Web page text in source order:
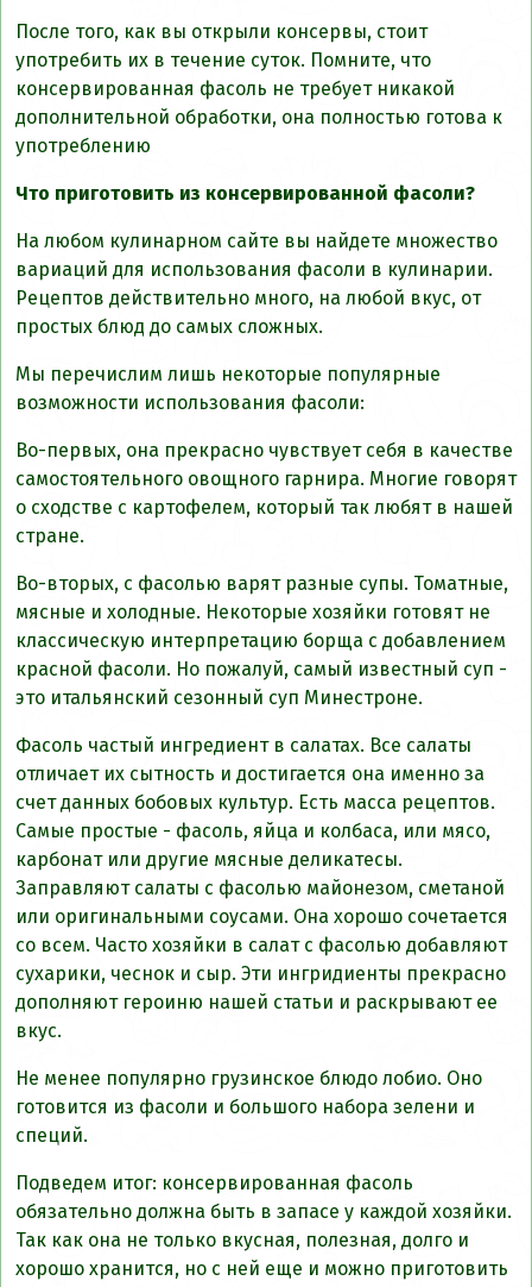
После того, как вы открыли консервы, стоит
употребить их в течение суток. Помните, что
консервированная фасоль не требует никакой
дополнительной обработки, она полностью готова к
употреблению
Что приготовить из консервированной фасоли?
На любом кулинарном сайте вы найдете множество
вариаций для использования фасоли в кулинарии.
Рецептов действительно много, на любой вкус, от
простых блюд до самых сложных.
Мы перечислим лишь некоторые популярные
возможности использования фасоли:
Во-первых, она прекрасно чувствует себя в качестве
самостоятельного овощного гарнира. Многие говорят
о сходстве с картофелем, который так любят в нашей
стране.
Во-вторых, с фасолью варят разные супы. Томатные,
мясные и холодные. Некоторые хозяйки готовят не
классическую интерпретацию борща с добавлением
красной фасоли. Но пожалуй, самый известный суп -
это итальянский сезонный суп Минестроне.
Фасоль частый ингредиент в салатах. Все салаты
отличает их сытность и достигается она именно за
счет данных бобовых культур. Есть масса рецептов.
Самые простые - фасоль, яйца и колбаса, или мясо,
карбонат или другие мясные деликатесы.
Заправляют салаты с фасолью майонезом, сметаной
или оригинальными соусами. Она хорошо сочетается
со всем. Часто хозяйки в салат с фасолью добавляют
сухарики, чеснок и сыр. Эти ингридиенты прекрасно
дополняют героиню нашей статьи и раскрывают ее
вкус.
Не менее популярно грузинское блюдо лобио. Оно
готовится из фасоли и большого набора зелени и
специй.
Подведем итог: консервированная фасоль
обязательно должна быть в запасе у каждой хозяйки.
Так как она не только вкусная, полезная, долго и
хорошо хранится, но с ней еще и можно приготовить